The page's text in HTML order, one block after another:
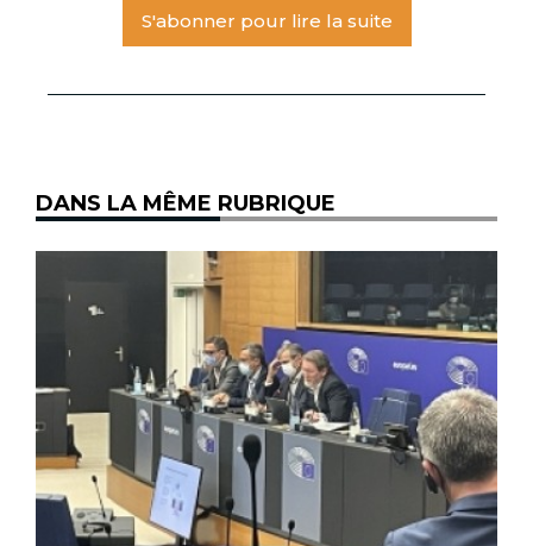
S'abonner pour lire la suite
DANS LA MÊME RUBRIQUE